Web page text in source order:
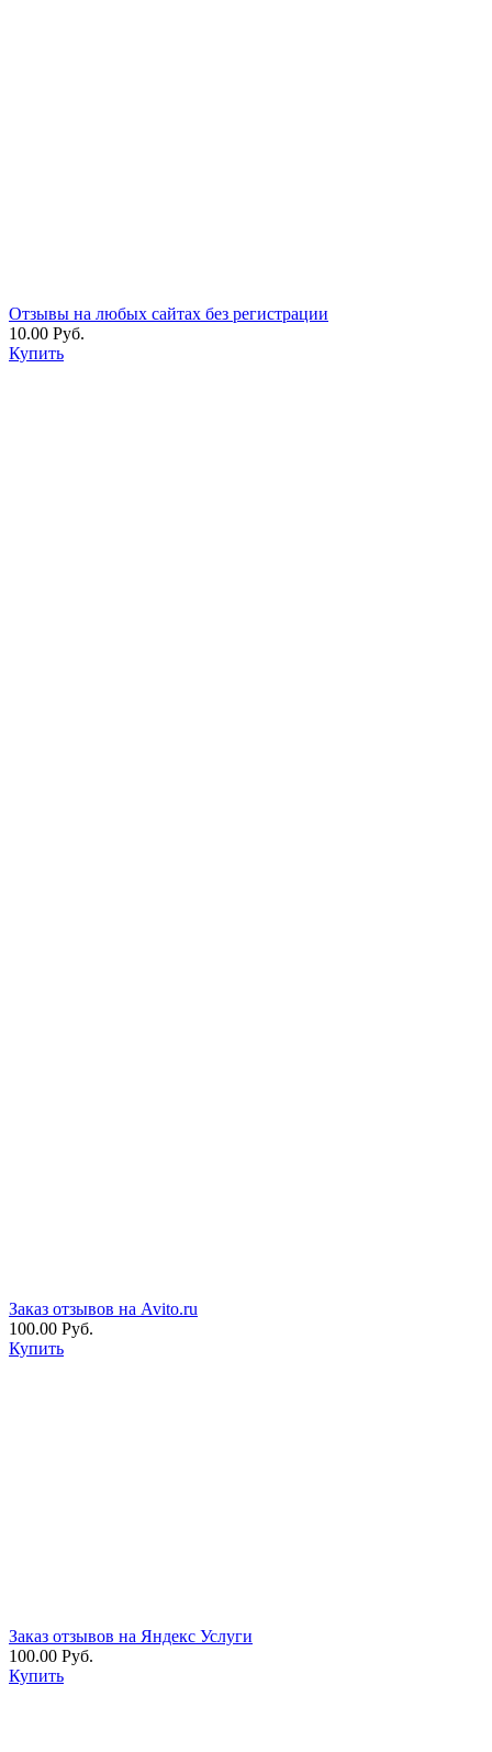
Отзывы на любых сайтах без регистрации
10.00 Руб.
Купить
Заказ отзывов на Avito.ru
100.00 Руб.
Купить
Заказ отзывов на Яндекс Услуги
100.00 Руб.
Купить